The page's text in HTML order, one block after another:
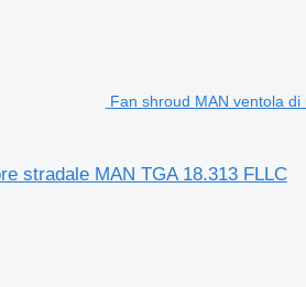
Fan shroud MAN ventola
stradale MAN TGA 18.313 FLLC